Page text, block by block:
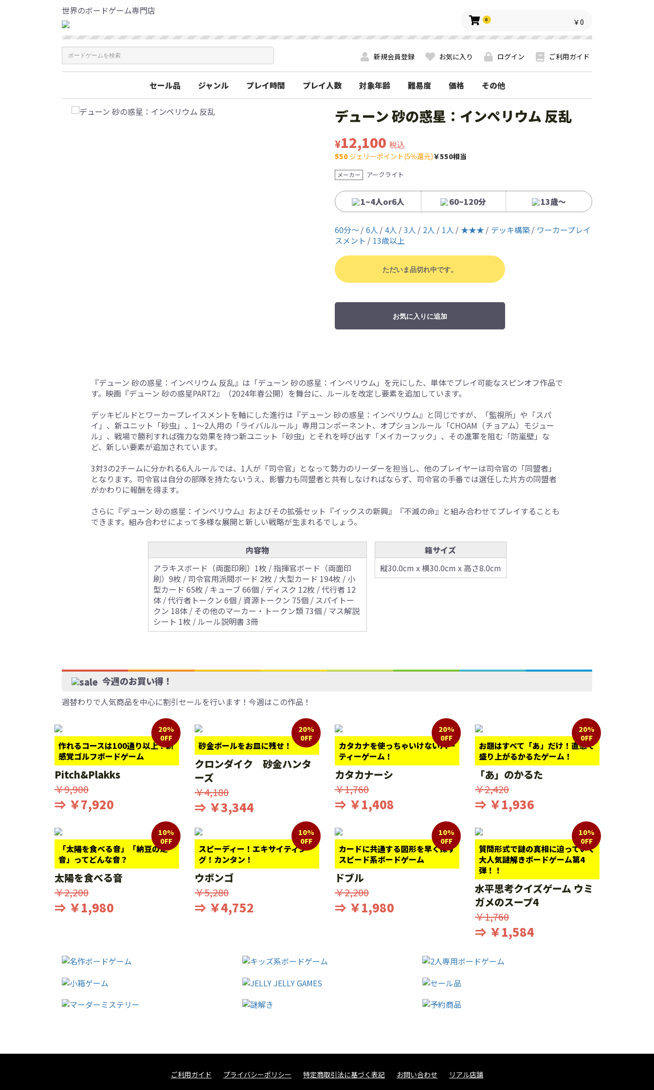
世界のボードゲーム専門店
0 ￥0
新規会員登録 お気に入り ログイン ご利用ガイド
セール品 ジャンル プレイ時間 プレイ人数 対象年齢 難易度 価格 その他
デューン 砂の惑星：インペリウム 反乱
¥12,100 税込
550 ジェリーポイント(5％還元)￥550相当
メーカー アークライト
1~4人or6人 60~120分 13歳〜
60分〜 6人 4人 3人 2人 1人 ★★★ デッキ構築
ワーカープレイ
スメント
13歳以上
ただいま品切れ中です。
お気に入りに追加
『デューン 砂の惑星：インペリウム 反乱』は「デューン 砂の惑星：インペリウム」を元にした、単体でプレイ可能なスピンオフ作品で
す。映画『デューン 砂の惑星PART2』（2024年春公開）を舞台に、ルールを改定し要素を追加しています。
デッキビルドとワーカープレイスメントを軸にした進行は『デューン 砂の惑星：インペリウム』と同じですが、「監視所」や「スパ
イ」、新ユニット「砂虫」、1～2人用の「ライバルルール」専用コンポーネント、オプションルール「CHOAM（チョアム）モジュー
ル」、戦場で勝利すれば強力な効果を持つ新ユニット「砂虫」とそれを呼び出す「メイカーフック」、その進軍を阻む「防嵐壁」な
ど、新しい要素が追加されています。
3対3の2チームに分かれる6人ルールでは、1人が「司令官」となって勢力のリーダーを担当し、他のプレイヤーは司令官の「同盟者」
となります。司令官は自分の部隊を持たないうえ、影響力も同盟者と共有しなければならず、司令官の手番では選任した片方の同盟者
がかわりに報酬を得ます。
さらに『デューン 砂の惑星：インペリウム』およびその拡張セット『イックスの新興』『不滅の命』と組み合わせてプレイすることも
できます。組み合わせによって多様な展開と新しい戦略が生まれるでしょう。
内容物
アラキスボード（両面印刷）1枚 / 指揮官ボード（両面印
刷）9枚 / 司令官用派閥ボード 2枚 / 大型カード 194枚 / 小
型カード 65枚 / キューブ 66個 / ディスク 12枚 / 代行者 12
体 / 代行者トークン 6個 / 資源トークン 75個 / スパイトー
クン 18体 / その他のマーカー・トークン類 73個 / マス解説
シート 1枚 / ルール説明書 3冊
箱サイズ
縦30.0cm x 横30.0cm x 高さ8.0cm
今週のお買い得！
週替わりで人気商品を中心に割引セールを行います！今週はこの作品！
作れるコースは100通り以上！新
感覚ゴルフボードゲーム
20%
0FF
Pitch&Plakks
￥9,900
⇒ ￥7,920
砂金ボールをお皿に残せ！
20%
0FF
クロンダイク 砂金ハンタ
ーズ
￥4,180
⇒ ￥3,344
カタカナを使っちゃいけないパー
ティーゲーム！
20%
0FF
カタカナーシ
￥1,760
⇒ ￥1,408
お題はすべて「あ」だけ！直感で
盛り上がるかるたゲーム！
20%
0FF
「あ」のかるた
￥2,420
⇒ ￥1,936
「太陽を食べる音」「納豆の足
音」ってどんな音？
10%
0FF
太陽を食べる音
￥2,200
⇒ ￥1,980
スピーディー！エキサイティン
グ！カンタン！
10%
0FF
ウボンゴ
￥5,280
⇒ ￥4,752
カードに共通する図形を早く探す
スピード系ボードゲーム
10%
0FF
ドブル
￥2,200
⇒ ￥1,980
質問形式で謎の真相に迫っていく
大人気謎解きボードゲーム第4
弾！！
10%
0FF
水平思考クイズゲーム ウミ
ガメのスープ4
￥1,760
⇒ ￥1,584
ご利用ガイド プライバシーポリシー 特定商取引法に基づく表記 お問い合わせ リアル店舗